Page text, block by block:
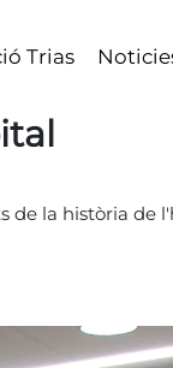
Trias
de la història de